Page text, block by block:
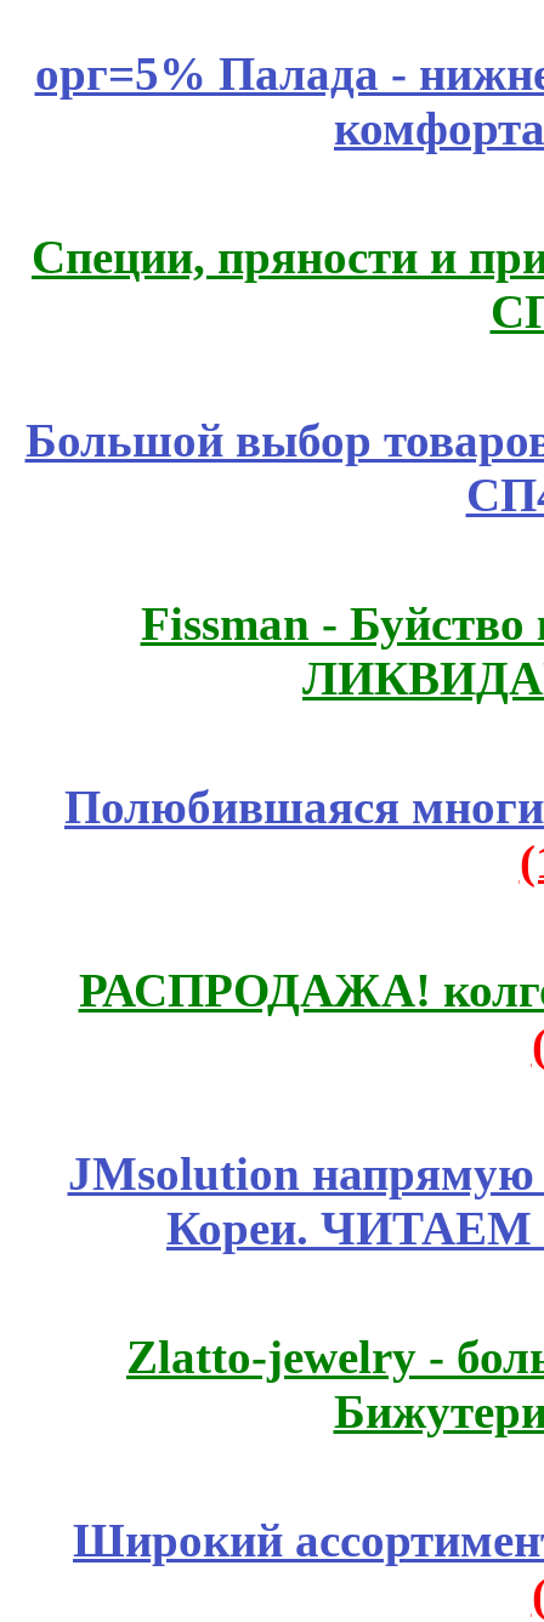
орг=5% Палада -
Специи, пряности и
Большой выбор
Fissmаn -
Полюбившаяся
РАСПРОДАЖА!
JMsolution
Кореи.
Zlatto-jewelry -
Широкий